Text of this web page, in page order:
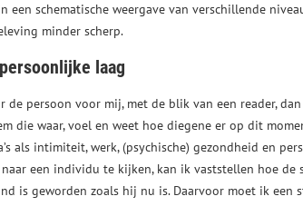
een schematische weergave van verschillende
minder scherp.
laag
de persoon voor mij, met de blik van een reader,
die waar, voel en weet hoe diegene er op dit
als intimiteit, werk, (psychische) gezondheid en
een individu te kijken, kan ik vaststellen hoe de
is geworden zoals hij nu is. Daarvoor moet ik een